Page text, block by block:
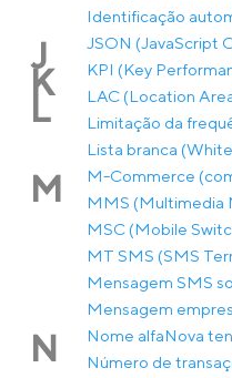
Identificação
J JSON (JavaScript
K KPI (Key
L LAC (Location
Limitação da
Lista branca
M M-Commerce
MMS (Multimedia
MSC (Mobile
MT SMS (SMS
Mensagem SMS
Mensagem
N Nome alfaNova
Número de